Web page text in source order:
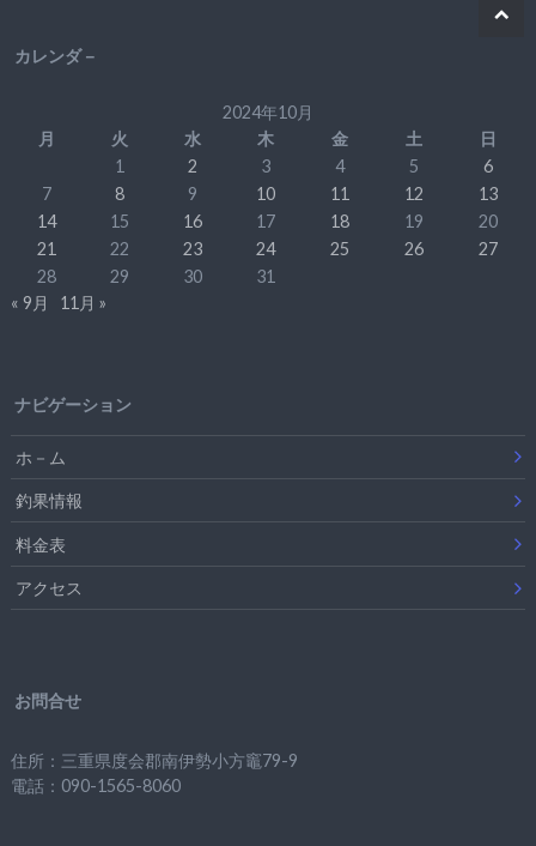
カレンダ－
2024年10月
月
火 水 木 金 土
日
1
2 3 4 5
6
7
8 9 10 11 12
13
14
15 16 17 18 19
20
21
22 23 24 25 26
27
28
29 30
31
« 9月
11月 »
ナビゲーション
ホ－ム
釣果情報
料金表
アクセス
お問合せ
住所：三重県度会郡南伊勢小方竈79-9
電話：090-1565-8060